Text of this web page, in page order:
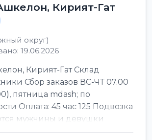
Кирият-Гат
округ)
19.06.2026
Кирият-Гат Склад
Сбор заказов ВС-ЧТ 07.00
пятница mdash; по
Оплата: 45 час 125 Подвозка
мужчины и девушки